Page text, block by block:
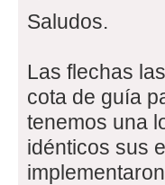
Saludos.
Las flechas
cota de guía
tenemos una
idénticos sus